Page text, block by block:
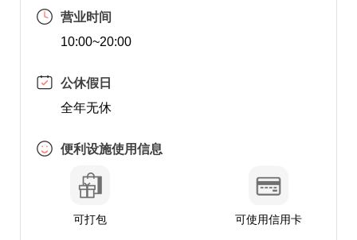
营业时间
10:00~20:00
公休假日
全年无休
便利设施使用信息
可打包 可使用信用卡